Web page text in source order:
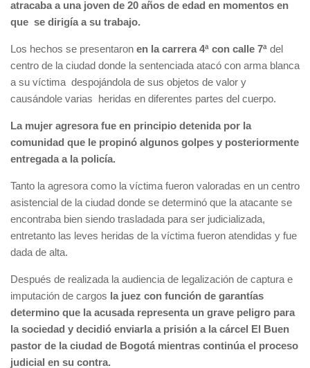
atracaba a una joven de 20 años de edad en momentos en
que se dirigía a su trabajo.
Los hechos se presentaron en la carrera 4ª con calle 7ª del
centro de la ciudad donde la sentenciada atacó con arma blanca
a su víctima despojándola de sus objetos de valor y
causándole varias heridas en diferentes partes del cuerpo.
La mujer agresora fue en principio detenida por la
comunidad que le propinó algunos golpes y posteriormente
entregada a la policía.
Tanto la agresora como la víctima fueron valoradas en un centro
asistencial de la ciudad donde se determinó que la atacante se
encontraba bien siendo trasladada para ser judicializada,
entretanto las leves heridas de la víctima fueron atendidas y fue
dada de alta.
Después de realizada la audiencia de legalización de captura e
imputación de cargos la juez con función de garantías
determino que la acusada representa un grave peligro para
la sociedad y decidió enviarla a prisión a la cárcel El Buen
pastor de la ciudad de Bogotá mientras continúa el proceso
judicial en su contra.